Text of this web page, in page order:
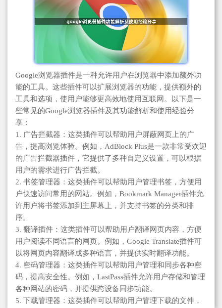
Google浏览器插件是一种允许用户在浏览器中添加额外功
能的工具。这些插件可以扩展浏览器的功能，提供额外的
工具和选项，使用户能够更高效地使用互联网。以下是一
些常见的Google浏览器插件及其功能解析和使用经验分
享：
1. 广告拦截器：这类插件可以帮助用户屏蔽网页上的广
告，提高浏览体验。例如，AdBlock Plus是一款非常受欢迎
的广告拦截器插件，它提供了多种自定义设置，可以根据
用户的需求进行广告拦截。
2. 书签管理器：这类插件可以帮助用户管理书签，方便用
户快速访问常用的网站。例如，Bookmark Manager插件允
许用户将书签添加到主屏幕上，并支持书签的分类和排
序。
3. 翻译插件：这类插件可以帮助用户翻译网页内容，方便
用户阅读不同语言的网页。例如，Google Translate插件可
以将网页内容翻译成多种语言，并提供实时翻译功能。
4. 密码管理器：这类插件可以帮助用户管理和同步各种密
码，提高安全性。例如，LastPass插件允许用户存储和管理
各种网站的密码，并提供跨设备同步功能。
5. 下载管理器：这类插件可以帮助用户管理下载的文件，